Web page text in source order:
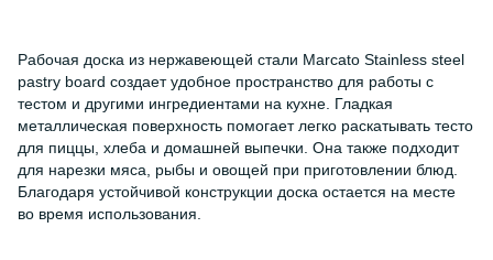
Рабочая доска из нержавеющей стали Marcato Stainless steel
pastry board создает удобное пространство для работы с
тестом и другими ингредиентами на кухне. Гладкая
металлическая поверхность помогает легко раскатывать тесто
для пиццы, хлеба и домашней выпечки. Она также подходит
для нарезки мяса, рыбы и овощей при приготовлении блюд.
Благодаря устойчивой конструкции доска остается на месте
во время использования.